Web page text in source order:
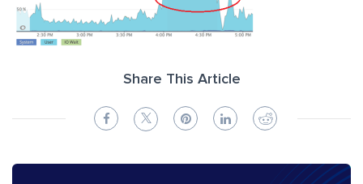
Share This Article